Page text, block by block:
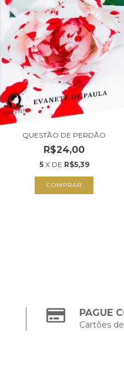
QUESTÃO DE PERDÃO
R$24,00
5 X DE R$5,39
COMPRAR
PAGUE
Cartões